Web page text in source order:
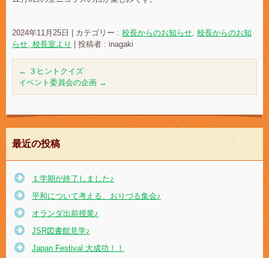
2024年11月25日 カテゴリー : 校長からのお知らせ 校長からのお知
らせ, 校長室より
投稿者 : inagaki
← ３ヒントクイズ
イベント委員会の企画 →
最近の投稿
１学期が終了しました♪
平和について考える、おりづる集会♪
オランダ出前授業♪
JSR図書館見学♪
Japan Festival 大成功！！